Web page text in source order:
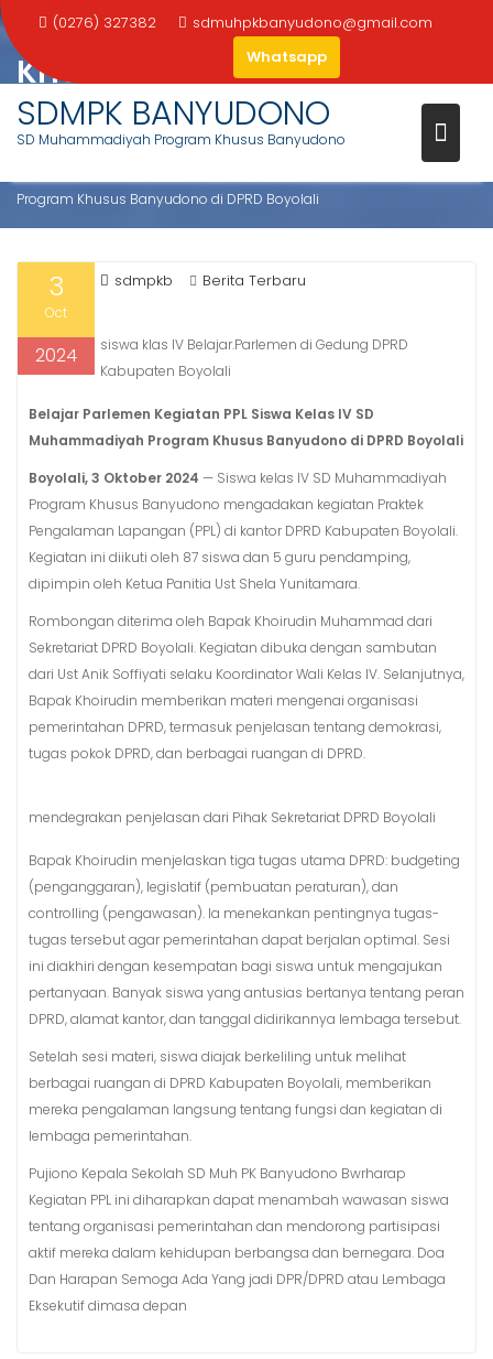
Skip
to
content
(0276) 327382
sdmuhpkbanyudono@gmail.com
Whatsapp
SDMPK BANYUDONO
SD Muhammadiyah Program Khusus Banyudono
MUHAMMADIYAH PROGRAM
KHUSUS BANYUDONO DI DPRD
BOYOLALI
Home 2024 October
3
Program Khusus Banyudono di DPRD Boyolali
3
Oct
2024
sdmpkb Berita Terbaru
siswa klas IV Belajar.Parlemen di Gedung DPRD
Kabupaten Boyolali
Belajar Parlemen Kegiatan PPL Siswa Kelas IV SD
Muhammadiyah Program Khusus Banyudono di DPRD Boyolali
Boyolali, 3 Oktober 2024 — Siswa kelas IV SD Muhammadiyah
Program Khusus Banyudono mengadakan kegiatan Praktek
Pengalaman Lapangan (PPL) di kantor DPRD Kabupaten Boyolali.
Kegiatan ini diikuti oleh 87 siswa dan 5 guru pendamping,
dipimpin oleh Ketua Panitia Ust Shela Yunitamara.
Rombongan diterima oleh Bapak Khoirudin Muhammad dari
Sekretariat DPRD Boyolali. Kegiatan dibuka dengan sambutan
dari Ust Anik Soffiyati selaku Koordinator Wali Kelas IV. Selanjutnya,
Bapak Khoirudin memberikan materi mengenai organisasi
pemerintahan DPRD, termasuk penjelasan tentang demokrasi,
tugas pokok DPRD, dan berbagai ruangan di DPRD.
mendegrakan penjelasan dari Pihak Sekretariat DPRD Boyolali
Bapak Khoirudin menjelaskan tiga tugas utama DPRD: budgeting
(penganggaran), legislatif (pembuatan peraturan), dan
controlling (pengawasan). Ia menekankan pentingnya tugas-
tugas tersebut agar pemerintahan dapat berjalan optimal. Sesi
ini diakhiri dengan kesempatan bagi siswa untuk mengajukan
pertanyaan. Banyak siswa yang antusias bertanya tentang peran
DPRD, alamat kantor, dan tanggal didirikannya lembaga tersebut.
Setelah sesi materi, siswa diajak berkeliling untuk melihat
berbagai ruangan di DPRD Kabupaten Boyolali, memberikan
mereka pengalaman langsung tentang fungsi dan kegiatan di
lembaga pemerintahan.
Pujiono Kepala Sekolah SD Muh PK Banyudono Bwrharap
Kegiatan PPL ini diharapkan dapat menambah wawasan siswa
tentang organisasi pemerintahan dan mendorong partisipasi
aktif mereka dalam kehidupan berbangsa dan bernegara. Doa
Dan Harapan Semoga Ada Yang jadi DPR/DPRD atau Lembaga
Eksekutif dimasa depan